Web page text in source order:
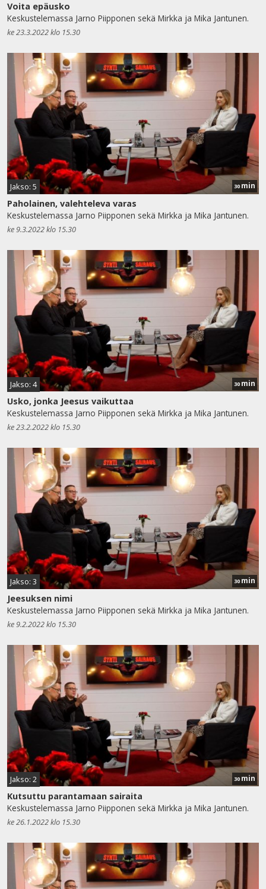
Voita epäusko
Keskustelemassa Jarno Piipponen sekä Mirkka ja Mika Jantunen.
ke 23.3.2022 klo 15.30
Jakso: 5 30 min
Paholainen, valehteleva varas
Keskustelemassa Jarno Piipponen sekä Mirkka ja Mika Jantunen.
ke 9.3.2022 klo 15.30
Jakso: 4 30 min
Usko, jonka Jeesus vaikuttaa
Keskustelemassa Jarno Piipponen sekä Mirkka ja Mika Jantunen.
ke 23.2.2022 klo 15.30
Jakso: 3 30 min
Jeesuksen nimi
Keskustelemassa Jarno Piipponen sekä Mirkka ja Mika Jantunen.
ke 9.2.2022 klo 15.30
Jakso: 2 30 min
Kutsuttu parantamaan sairaita
Keskustelemassa Jarno Piipponen sekä Mirkka ja Mika Jantunen.
ke 26.1.2022 klo 15.30